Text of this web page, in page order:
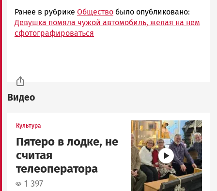
Ранее в рубрике Общество было опубликовано:
Девушка помяла чужой автомобиль, желая на нем
сфотографироваться
Видео
Культура
Пятеро в лодке, не
считая
телеоператора
1 397
Image